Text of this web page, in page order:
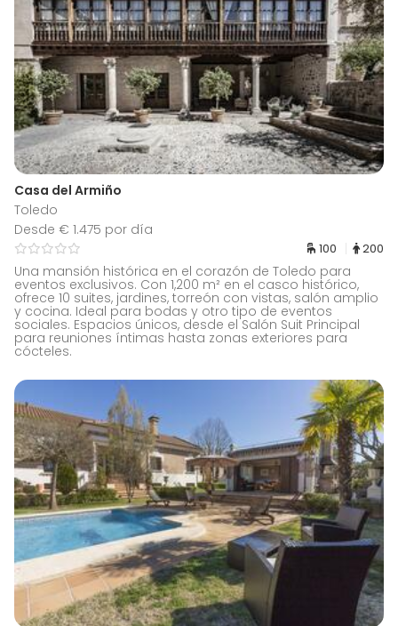
Casa del Armiño
Toledo
Desde € 1.475 por día
100 200
Una mansión histórica en el corazón de Toledo para
eventos exclusivos. Con 1,200 m² en el casco histórico,
ofrece 10 suites, jardines, torreón con vistas, salón amplio
y cocina. Ideal para bodas y otro tipo de eventos
sociales. Espacios únicos, desde el Salón Suit Principal
para reuniones íntimas hasta zonas exteriores para
cócteles.